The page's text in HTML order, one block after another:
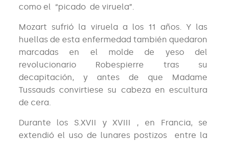
como el “picado de viruela”.
Mozart sufrió la viruela a los 11 años. Y las
huellas de esta enfermedad también quedaron
marcadas en el molde de yeso del
revolucionario Robespierre tras su
decapitación, y antes de que Madame
Tussauds convirtiese su cabeza en escultura
de cera.
Durante los S.XVII y XVIII , en Francia, se
extendió el uso de lunares postizos entre la